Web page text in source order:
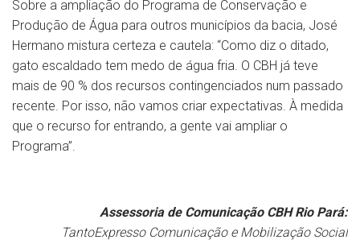
Sobre a ampliação do Programa de Conservação e
Produção de Água para outros municípios da bacia, José
Hermano mistura certeza e cautela: “Como diz o ditado,
gato escaldado tem medo de água fria. O CBH já teve
mais de 90 % dos recursos contingenciados num passado
recente. Por isso, não vamos criar expectativas. À medida
que o recurso for entrando, a gente vai ampliar o
Programa”.
Assessoria de Comunicação CBH Rio Pará:
TantoExpresso Comunicação e Mobilização Social